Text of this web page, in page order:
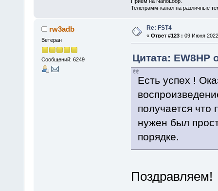
Телеграмм-канал на различные
rw3adb
Ветеран
Сообщений: 6249
Re: FST4
« Ответ #123 : 09 Июня
Цитата: EW8HP
Есть успех !
получается что
нужен был
порядке.
Поздравляем!